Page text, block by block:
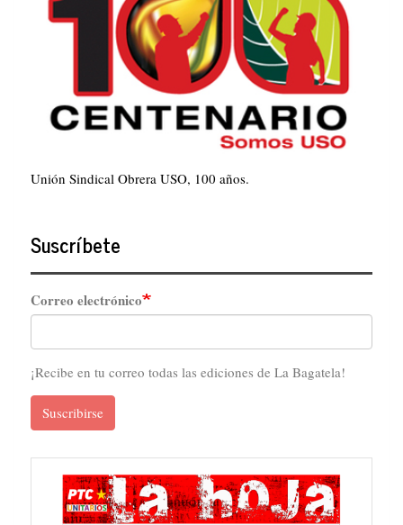
Unión Sindical Obrera USO, 100 años.
Suscríbete
Correo electrónico
¡Recibe en tu correo todas las ediciones de La Bagatela!
Suscribirse